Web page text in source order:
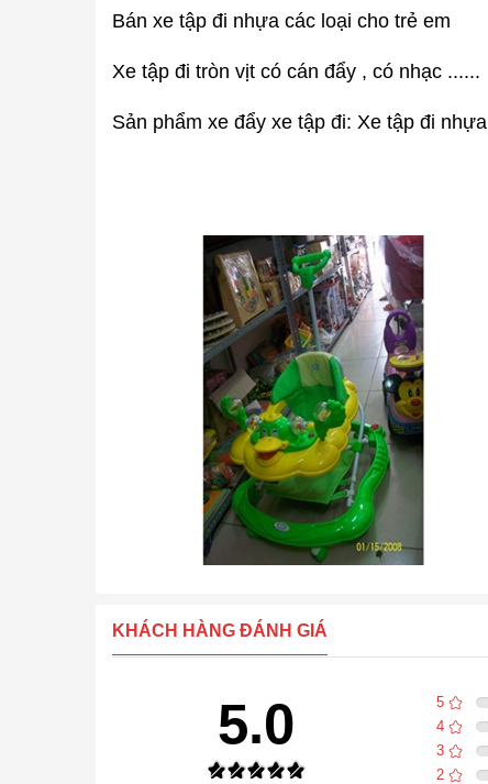
Bán xe tập đi nhựa các loại cho trẻ em
Xe tập đi tròn vịt có cán đẩy , có nhạc ......
Sản phẩm xe đẩy xe tập đi: Xe tập đi nhựa
KHÁCH HÀNG ĐÁNH GIÁ
5.0 5
4
3
2